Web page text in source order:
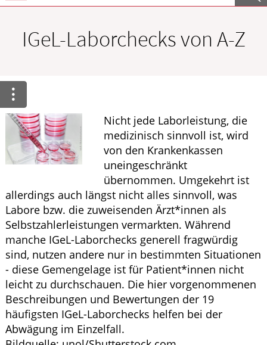
Ratgeber
Krankheiten & Therapie
GESUND IM ALTER
IGeL-Laborchecks von A-Z
Nicht jede Laborleistung, die
medizinisch sinnvoll ist, wird
von den Krankenkassen
uneingeschränkt
übernommen. Umgekehrt ist
allerdings auch längst nicht alles sinnvoll, was
Labore bzw. die zuweisenden Ärzt*innen als
Selbstzahlerleistungen vermarkten. Während
manche IGeL-Laborchecks generell fragwürdig
sind, nutzen andere nur in bestimmten Situationen
- diese Gemengelage ist für Patient*innen nicht
leicht zu durchschauen. Die hier vorgenommenen
Beschreibungen und Bewertungen der 19
häufigsten IGeL-Laborchecks helfen bei der
Abwägung im Einzelfall.